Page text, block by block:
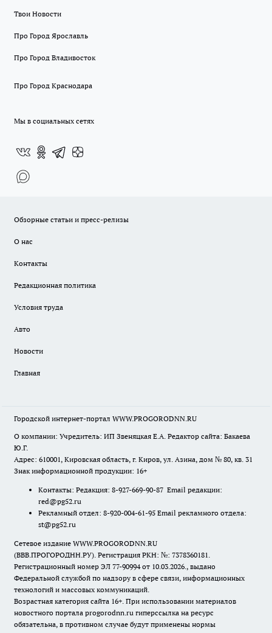
Твои Новости
Про Город Ярославль
Про Город Владивосток
Про Город Краснодара
Мы в социальных сетях
Обзорные статьи и пресс-релизы
О нас
Контакты
Редакционная политика
Условия труда
Авто
Новости
Главная
Городской интернет-портал WWW.PROGORODNN.RU
О компании: Учредитель: ИП Звеняцкая Е.А. Редактор сайта: Бакаева
Ю.Г.
Адрес: 610001, Кировская область, г. Киров, ул. Азина, дом № 80, кв. 31
Знак информационной продукции: 16+
Контакты: Редакция: 8-927-669-90-87 Email редакции:
red@pg52.ru
Рекламный отдел: 8-920-004-61-95 Email рекламного отдела:
st@pg52.ru
Сетевое издание WWW.PROGORODNN.RU
(ВВВ.ПРОГОРОДНН.РУ). Регистрация РКН: №: 7378360181.
Регистрационный номер ЭЛ 77-90994 от 10.03.2026., выдано
Федеральной службой по надзору в сфере связи, информационных
технологий и массовых коммуникаций.
Возрастная категория сайта 16+. При использовании материалов
новостного портала progorodnn.ru гиперссылка на ресурс
обязательна, в противном случае будут применены нормы